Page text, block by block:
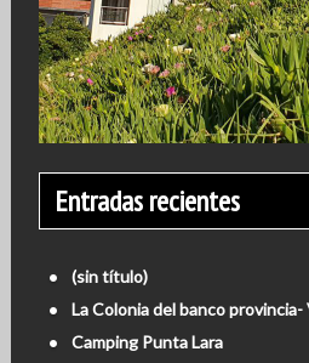
Entradas recientes
(sin título)
La Colonia del banco
Camping Punta Lara